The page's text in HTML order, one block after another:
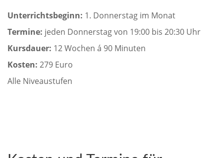
Unterrichtsbeginn: 1. Donnerstag im Monat
Termine: jeden Donnerstag von 19:00 bis 20:30 Uhr
Kursdauer: 12 Wochen á 90 Minuten
Kosten: 279 Euro
Alle Niveaustufen